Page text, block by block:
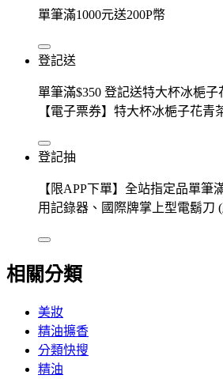
單筆滿1000元送200P幣
登記送
單筆滿$350 登記送特大杯冰梔子
【電子票券】特大杯冰梔子花青
登記抽
【限APP下單】全站指定品單筆
用記錄器、國際牌掌上型電鬍刀
相關分類
美妝
精油擴香
分類快搜
精油